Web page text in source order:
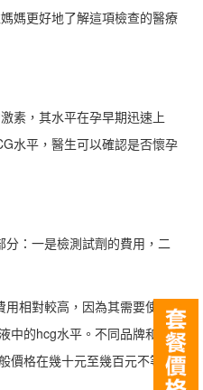
媽更好地了解這項檢查的醫療
素，其水平在孕早期迅速上
水平，醫生可以確認是否懷孕
：一是檢測試劑的費用，二
相對較高，因為其需要使用
中的hcg水平。不同品牌和類
價格在幾十元至幾百元不等。